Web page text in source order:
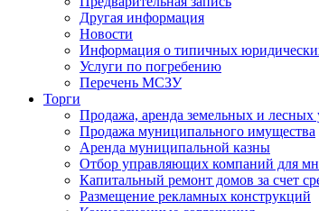
Другая информация
Новости
Информация о типичных
Услуги по погребению
Перечень МСЗУ
Торги
Продажа, аренда земельных и лесных
Продажа муниципального имущества
Аренда муниципальной казны
Отбор управляющих компаний для
Капитальный ремонт домов за счет
Размещение рекламных конструкций